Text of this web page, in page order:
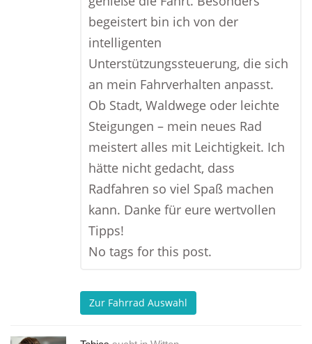
begeistert bin ich von der
intelligenten
Unterstützungssteuerung, die sich
an mein Fahrverhalten anpasst.
Ob Stadt, Waldwege oder leichte
Steigungen – mein neues Rad
meistert alles mit Leichtigkeit. Ich
hätte nicht gedacht, dass
Radfahren so viel Spaß machen
kann. Danke für eure wertvollen
Tipps!
No tags for this post.
Zur Fahrrad Auswahl